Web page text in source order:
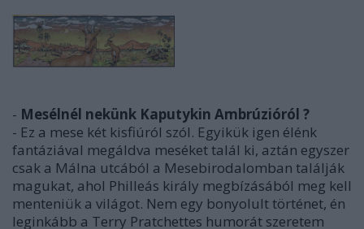
- Mesélnél nekünk Kaputykin Ambrúzióról ?
- Ez a mese két kisfiúról szól. Egyikük igen élénk
fantáziával megáldva meséket talál ki, aztán egyszer
csak a Málna utcából a Mesebirodalomban találják
magukat, ahol Philleás király megbízásából meg kell
menteniük a világot. Nem egy bonyolult történet, én
leginkább a Terry Pratchettes humorát szeretem